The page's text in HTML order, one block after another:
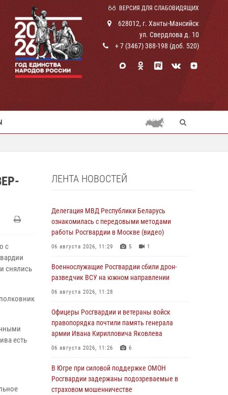
ВЕРСИЯ ДЛЯ СЛАБОВИДЯЩИХ
628012, г. Ханты-Мансийск
ул. Свердлова д. 10
+ 7 (3467) 388-198 (доб. 520)
с
снялись
есть
ЛЕНТА НОВОСТЕЙ
Делегация МВД Республики Беларусь
ознакомилась с передовыми методами
работы Росгвардии в Москве (видео)
06 августа 2026, 11:29 5 1
Военнослужащие Росгвардии сбили дрон-
разведчик ВСУ на южном направлении
06 августа 2026, 11:28
Офицеры Росгвардии и ветераны войск
правопорядка почтили память генерала
армии Ивана Кирилловича Яковлева
06 августа 2026, 11:26 6
В Югре при силовой поддержке ОМОН
Росгвардии задержаны подозреваемые в
страховом мошенничестве